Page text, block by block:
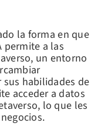
la forma en que
permite a las
un entorno
habilidades de
acceder a datos
lo que les